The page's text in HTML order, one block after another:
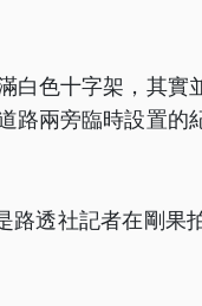
白色十字架，其實
路兩旁臨時設置的
路透社記者在剛果